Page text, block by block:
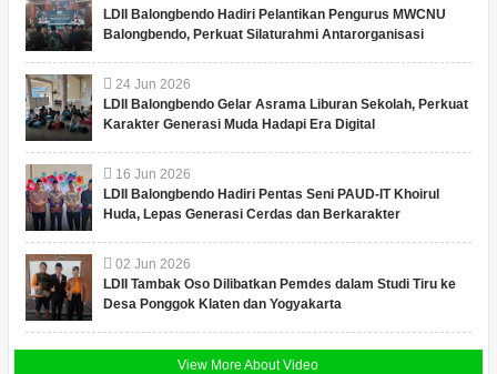
LDII Balongbendo Hadiri Pelantikan Pengurus MWCNU
Balongbendo, Perkuat Silaturahmi Antarorganisasi
24 Jun 2026
LDII Balongbendo Gelar Asrama Liburan Sekolah, Perkuat
Karakter Generasi Muda Hadapi Era Digital
16 Jun 2026
LDII Balongbendo Hadiri Pentas Seni PAUD-IT Khoirul
Huda, Lepas Generasi Cerdas dan Berkarakter
02 Jun 2026
LDII Tambak Oso Dilibatkan Pemdes dalam Studi Tiru ke
Desa Ponggok Klaten dan Yogyakarta
View More About Video